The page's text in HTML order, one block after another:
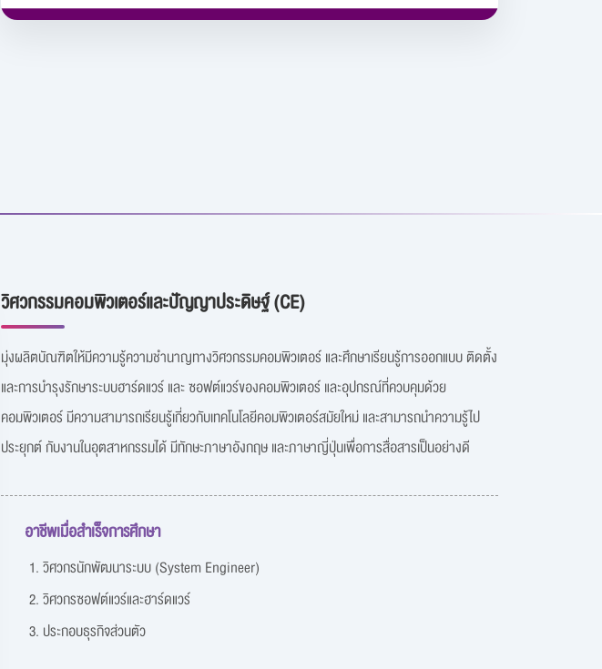
วิศวกรรมคอมพิวเตอร์และปัญญาประดิษฐ์ (CE)
มุ่งผลิตบัณฑิตให้มีความรู้ความชำนาญทางวิศวกรรมคอมพิวเตอร์ และศึกษาเรียนรู้การออกแบบ ติดตั้ง
และการบำรุงรักษาระบบฮาร์ดแวร์ และ ซอฟต์แวร์ของคอมพิวเตอร์ และอุปกรณ์ที่ควบคุมด้วย
คอมพิวเตอร์ มีความสามารถเรียนรู้เกี่ยวกับเทคโนโลยีคอมพิวเตอร์สมัยใหม่ และสามารถนำความรู้ไป
ประยุกต์ กับงานในอุตสาหกรรมได้ มีทักษะภาษาอังกฤษ และภาษาญี่ปุ่นเพื่อการสื่อสารเป็นอย่างดี
อาชีพเมื่อสำเร็จการศึกษา
วิศวกรนักพัฒนาระบบ (System Engineer)
วิศวกรซอฟต์แวร์และฮาร์ดแวร์
ประกอบธุรกิจส่วนตัว